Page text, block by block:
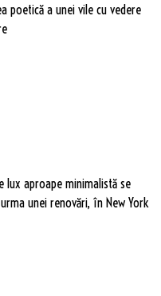
poetică a unei vile cu vedere
lux aproape minimalistă se
unei renovări, în New York